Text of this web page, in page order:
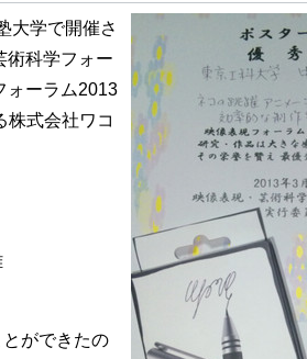
大学で開催さ
術科学フォー
ォーラム2013
株式会社ワコ
ができたの